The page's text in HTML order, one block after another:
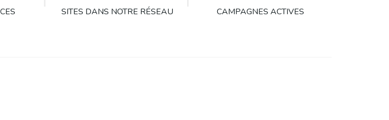
SITES DANS NOTRE RÉSEAU CAMPAGNES ACTIVES